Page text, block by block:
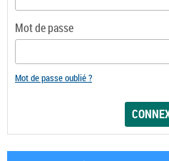
Mot de passe
Mot de passe oublié ?